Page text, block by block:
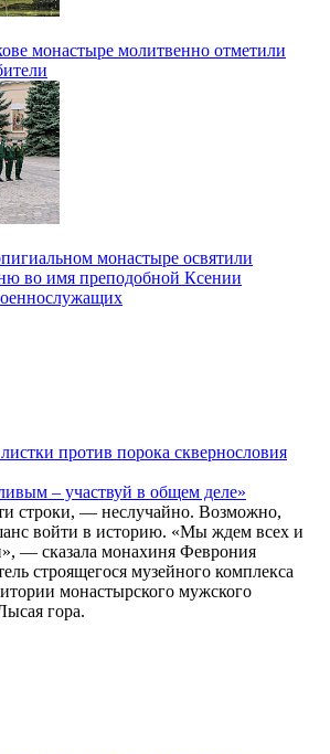
монастыре молитвенно отметили
монастыре освятили
во имя преподобной Ксении
против порока сквернословия
– участвуй в общем деле»
строки, — неслучайно. Возможно,
войти в историю. «Мы ждем всех и
— сказала монахиня Феврония
строящегося музейного комплекса
монастырского мужского
гора.